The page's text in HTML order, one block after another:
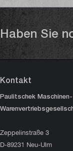
Haben Sie
Kontakt
Paulitschek
Zeppelinstraße 3
D-89231 Neu-Ulm